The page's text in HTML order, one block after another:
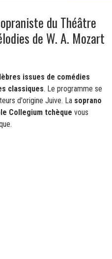
du Théâtre
de W. A. Mozart
issues de comédies
classiques. Le programme se
d'origine Juive. La soprano
Collegium tchèque vous